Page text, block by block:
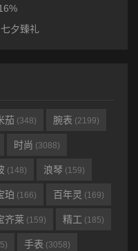
夕臻礼
茄 (348) 腕表 (2199)
时尚 (3088)
(148) 浪琴 (159)
珀 (166) 百年灵 (169)
齐莱 (159) 精工 (185)
手表 (3058)